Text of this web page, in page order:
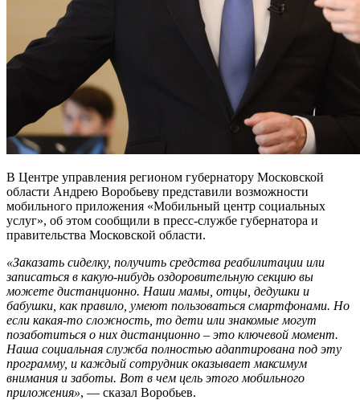
В Центре управления регионом губернатору Московской
области Андрею Воробьеву представили возможности
мобильного приложения «Мобильный центр социальных
услуг», об этом сообщили в пресс-службе губернатора и
правительства Московской области.
«Заказать сиделку, получить средства реабилитации или
записаться в какую-нибудь оздоровительную секцию вы
можете дистанционно. Наши мамы, отцы, дедушки и
бабушки, как правило, умеют пользоваться смартфонами. Но
если какая-то сложность, то дети или знакомые могут
позаботиться о них дистанционно – это ключевой момент.
Наша социальная служба полностью адаптирована под эту
программу, и каждый сотрудник оказывает максимум
внимания и заботы. Вот в чем цель этого мобильного
приложения», — сказал Воробьев.